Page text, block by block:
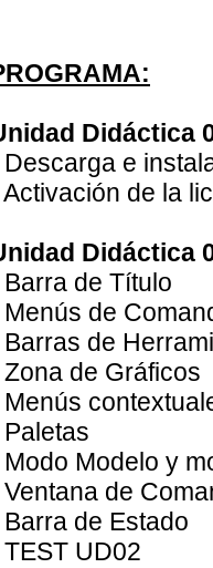
Didáctica
Descarga e
Activación de la
Didáctica
Barra de Título
Menús de
Barras de
Zona de Gráficos
Menús
Paletas
Modo Modelo y
Ventana de
Barra de Estado
TEST UD02